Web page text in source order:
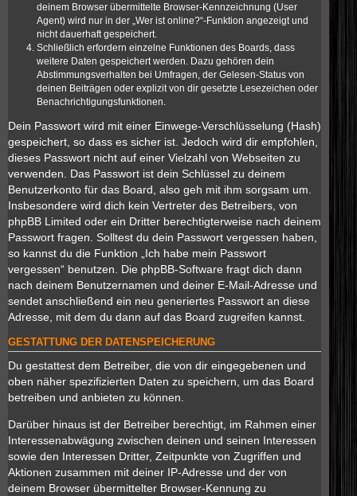
deinem Browser übermittelte Browser-Kennzeichnung (User
Agent) wird nur in der „Wer ist online?“-Funktion angezeigt und
nicht dauerhaft gespeichert.
Schließlich erfordern einzelne Funktionen des Boards, dass
weitere Daten gespeichert werden. Dazu gehören dein
Abstimmungsverhalten bei Umfragen, der Gelesen-Status von
deinen Beiträgen oder explizit von dir gesetzte Lesezeichen oder
Benachrichtigungsfunktionen.
Dein Passwort wird mit einer Einwege-Verschlüsselung (Hash)
gespeichert, so dass es sicher ist. Jedoch wird dir empfohlen,
dieses Passwort nicht auf einer Vielzahl von Webseiten zu
verwenden. Das Passwort ist dein Schlüssel zu deinem
Benutzerkonto für das Board, also geh mit ihm sorgsam um.
Insbesondere wird dich kein Vertreter des Betreibers, von
phpBB Limited oder ein Dritter berechtigterweise nach deinem
Passwort fragen. Solltest du dein Passwort vergessen haben,
so kannst du die Funktion „Ich habe mein Passwort
vergessen“ benutzen. Die phpBB-Software fragt dich dann
nach deinem Benutzernamen und deiner E-Mail-Adresse und
sendet anschließend ein neu generiertes Passwort an diese
Adresse, mit dem du dann auf das Board zugreifen kannst.
GESTATTUNG DER DATENSPEICHERUNG
Du gestattest dem Betreiber, die von dir eingegebenen und
oben näher spezifizierten Daten zu speichern, um das Board
betreiben und anbieten zu können.
Darüber hinaus ist der Betreiber berechtigt, im Rahmen einer
Interessenabwägung zwischen deinen und seinen Interessen
sowie den Interessen Dritter, Zeitpunkte von Zugriffen und
Aktionen zusammen mit deiner IP-Adresse und der von
deinem Browser übermittelter Browser-Kennung zu